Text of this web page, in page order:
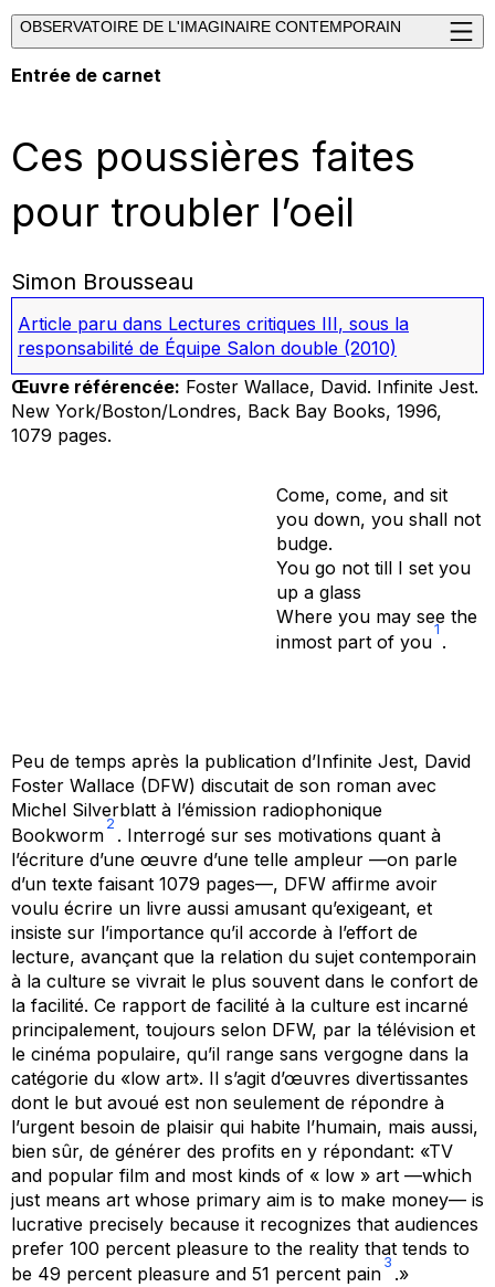
OBSERVATOIRE DE L'IMAGINAIRE CONTEMPORAIN
Entrée de carnet
Ces poussières faites
pour troubler l’oeil
Simon Brousseau
Article paru dans Lectures critiques III, sous la
responsabilité de Équipe Salon double (2010)
Œuvre référencée: Foster Wallace, David. Infinite Jest.
New York/Boston/Londres, Back Bay Books, 1996,
1079 pages.
Come, come, and sit
you down, you shall not
budge.
You go not till I set you
up a glass
Where you may see the
inmost part of you
1
.
Peu de temps après la publication d’Infinite Jest, David
Foster Wallace (DFW) discutait de son roman avec
Michel Silverblatt à l’émission radiophonique
Bookworm
2
. Interrogé sur ses motivations quant à
l’écriture d’une œuvre d’une telle ampleur —on parle
d’un texte faisant 1079 pages—, DFW affirme avoir
voulu écrire un livre aussi amusant qu’exigeant, et
insiste sur l’importance qu’il accorde à l’effort de
lecture, avançant que la relation du sujet contemporain
à la culture se vivrait le plus souvent dans le confort de
la facilité. Ce rapport de facilité à la culture est incarné
principalement, toujours selon DFW, par la télévision et
le cinéma populaire, qu’il range sans vergogne dans la
catégorie du «low art». Il s’agit d’œuvres divertissantes
dont le but avoué est non seulement de répondre à
l’urgent besoin de plaisir qui habite l’humain, mais aussi,
bien sûr, de générer des profits en y répondant: «TV
and popular film and most kinds of « low » art —which
just means art whose primary aim is to make money— is
lucrative precisely because it recognizes that audiences
prefer 100 percent pleasure to the reality that tends to
be 49 percent pleasure and 51 percent pain
3
.»